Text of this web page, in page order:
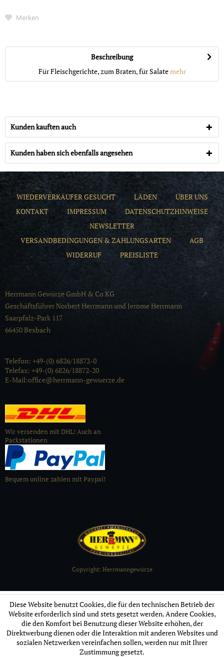
Merken
Beschreibung
Für Fleischgerichte, zum Braten, für Salatemehr
Kunden kauften auch
Kunden haben sich ebenfalls angesehen
WIEDERVERKÄUFER GESUCHT LÄDEN
ÜBER UNS
KONTAKT
IMPRESSUM
DATENSCHUTZHINWEISE
NEWSLETTER
VERSANDBEDINGUNGEN & ZAHLUNGSARTEN
AGB
WIDERRUF
PREISLISTE
Herrmann Gewürze GmbH & Co KG
Geschäftsführer Norbert Herrmann und Jerome Herrmann
Saarpfalz-Park 117
66450 Bexbach
Telefon: +49-(0) 6826/18872-0
Telefax: +49-(0) 6826/18872-20
E-Mail:office@herrmann-gewuerze.de
Wir versenden mit DHL! Auch an
Packstationen
Bequem online zahlen mit Paypal!
Copyright: Herrmanngewürze
Diese Website benutzt Cookies, die für den technischen Betrieb der
Website erforderlich sind und stets gesetzt werden. Andere Cookies,
die den Komfort bei Benutzung dieser Website erhöhen, der
Direktwerbung dienen oder die Interaktion mit anderen Websites und
sozialen Netzwerken vereinfachen sollen, werden nur mit Ihrer
Zustimmung gesetzt.